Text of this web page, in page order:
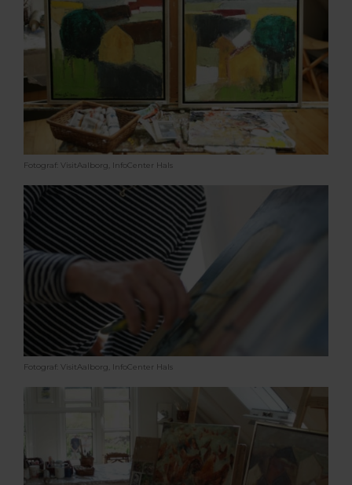
Fotograf: VisitAalborg, InfoCenter Hals
Fotograf: VisitAalborg, InfoCenter Hals